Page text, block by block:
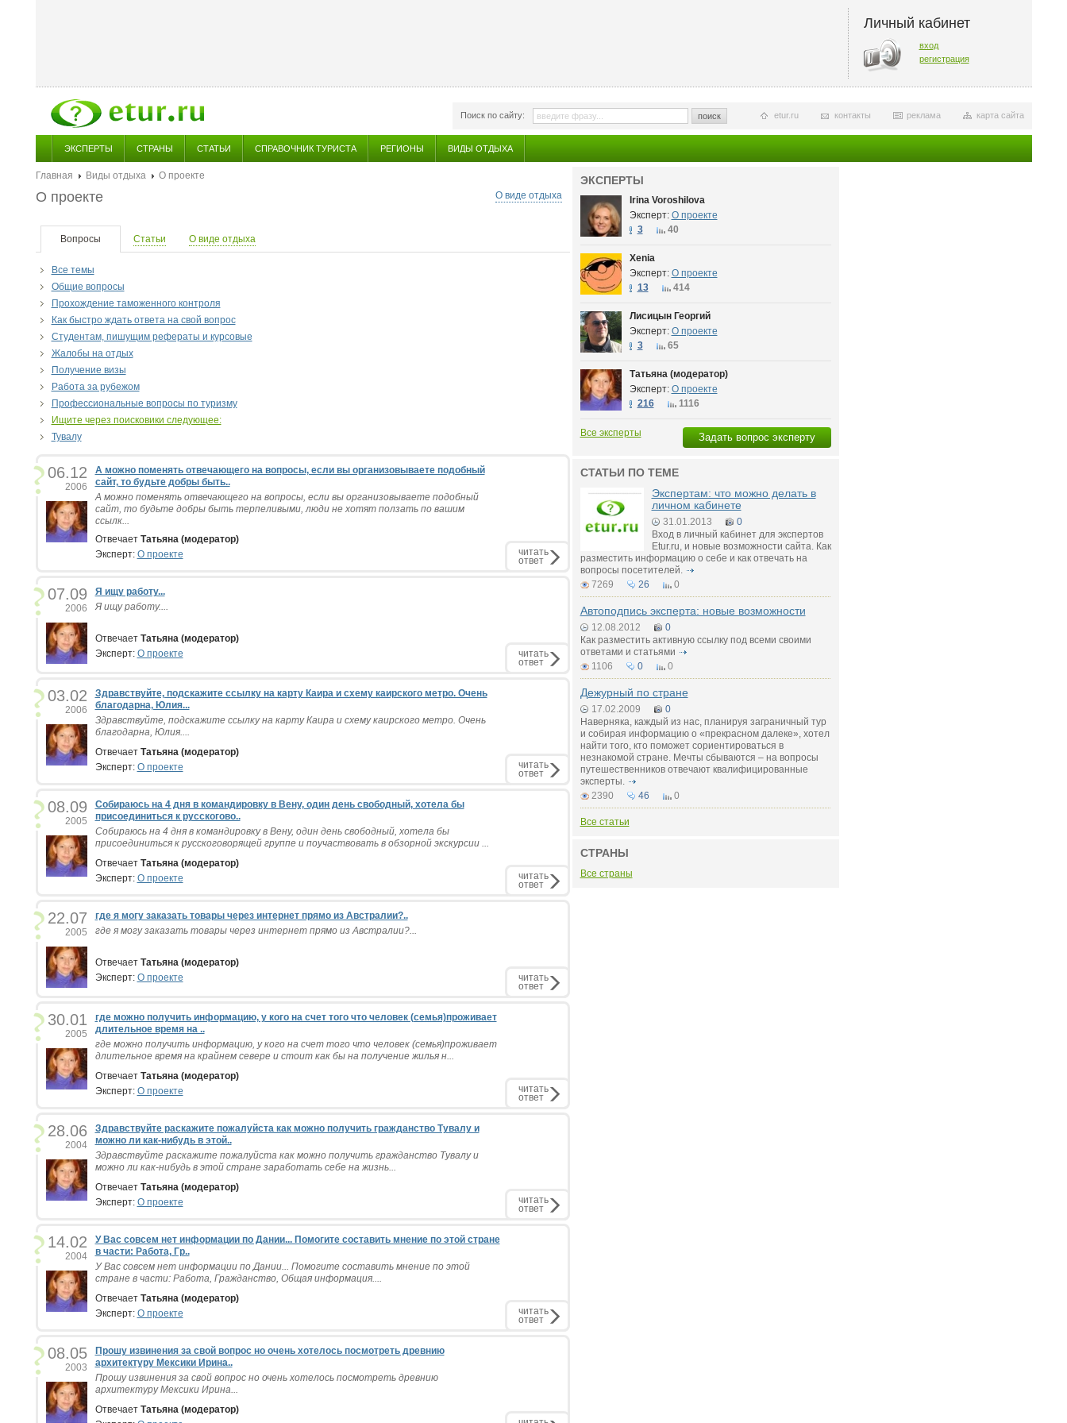
Личный кабинет
вход
регистрация
Поиск по сайту: поиск карта сайта
реклама
контакты
etur.ru
ЭКСПЕРТЫ СТРАНЫ СТАТЬИ СПРАВОЧНИК ТУРИСТА РЕГИОНЫ ВИДЫ ОТДЫХА
Главная Виды отдыха
О проекте
О виде отдыха
О проекте
Вопросы Статьи О виде отдыха
Все темы
Общие вопросы
Прохождение таможенного контроля
Как быстро ждать ответа на свой вопрос
Студентам, пишущим рефераты и курсовые
Жалобы на отдых
Получение визы
Работа за рубежом
Профессиональные вопросы по туризму
Ищите через поисковики следующее:
Тувалу
06.12
2006
А можно поменять отвечающего на вопросы, если вы организовываете подобный
сайт, то будьте добры быть..
А можно поменять отвечающего на вопросы, если вы организовываете подобный
сайт, то будьте добры быть терпеливыми, люди не хотят ползать по вашим
ссылк...
Отвечает Татьяна (модератор)
Эксперт: О проекте читать
ответ
07.09
2006
Я ищу работу...
Я ищу работу....
Отвечает Татьяна (модератор)
Эксперт: О проекте читать
ответ
03.02
2006
Здравствуйте, подскажите ссылку на карту Каира и схему каирского метро. Очень
благодарна, Юлия...
Здравствуйте, подскажите ссылку на карту Каира и схему каирского метро. Очень
благодарна, Юлия....
Отвечает Татьяна (модератор)
Эксперт: О проекте читать
ответ
08.09
2005
Собираюсь на 4 дня в командировку в Вену, один день свободный, хотела бы
присоединиться к русскогово..
Собираюсь на 4 дня в командировку в Вену, один день свободный, хотела бы
присоединиться к русскоговорящей группе и поучаствовать в обзорной экскурсии ...
Отвечает Татьяна (модератор)
Эксперт: О проекте читать
ответ
22.07
2005
где я могу заказать товары через интернет прямо из Австралии?..
где я могу заказать товары через интернет прямо из Австралии?...
Отвечает Татьяна (модератор)
Эксперт: О проекте читать
ответ
30.01
2005
где можно получить информацию, у кого на счет того что человек (семья)проживает
длительное время на ..
где можно получить информацию, у кого на счет того что человек (семья)проживает
длительное время на крайнем севере и стоит как бы на получение жилья н...
Отвечает Татьяна (модератор)
Эксперт: О проекте читать
ответ
28.06
2004
Здравствуйте раскажите пожалуйста как можно получить гражданство Тувалу и
можно ли как-нибудь в этой..
Здравствуйте раскажите пожалуйста как можно получить гражданство Тувалу и
можно ли как-нибудь в этой стране заработать себе на жизнь...
Отвечает Татьяна (модератор)
Эксперт: О проекте читать
ответ
14.02
2004
У Вас совсем нет информации по Дании... Помогите составить мнение по этой стране
в части: Работа, Гр..
У Вас совсем нет информации по Дании... Помогите составить мнение по этой
стране в части: Работа, Гражданство, Общая информация....
Отвечает Татьяна (модератор)
Эксперт: О проекте читать
ответ
08.05
2003
Прошу извинения за свой вопрос но очень хотелось посмотреть древнию
архитектуру Мексики Ирина..
Прошу извинения за свой вопрос но очень хотелось посмотреть древнию
архитектуру Мексики Ирина...
Отвечает Татьяна (модератор)
ЭКСПЕРТЫ
Irina Voroshilova
Эксперт: О проекте
3
40
Xenia
Эксперт: О проекте
13
414
Лисицын Георгий
Эксперт: О проекте
3
65
Татьяна (модератор)
Эксперт: О проекте
216
1116
Задать вопрос эксперту
Все эксперты
СТАТЬИ ПО ТЕМЕ
Экспертам: что можно делать в
личном кабинете
31.01.2013
0
Вход в личный кабинет для экспертов
Etur.ru, и новые возможности сайта. Как
разместить информацию о себе и как отвечать на
вопросы посетителей.
7269
26 0
Автоподпись эксперта: новые возможности
12.08.2012
0
Как разместить активную ссылку под всеми своими
ответами и статьями
1106
0 0
Дежурный по стране
17.02.2009
0
Наверняка, каждый из нас, планируя заграничный тур
и собирая информацию о «прекрасном далеке», хотел
найти того, кто поможет сориентироваться в
незнакомой стране. Мечты сбываются – на вопросы
путешественников отвечают квалифицированные
эксперты.
2390
46 0
Все статьи
СТРАНЫ
Все страны